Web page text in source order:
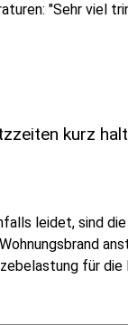
"Sehr viel
kurz
leidet, sind
für die